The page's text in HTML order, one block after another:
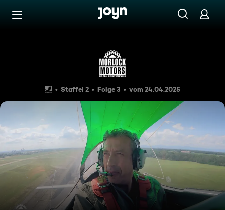
Zum Inhalt springen
Hoch hinaus - Ein neues
Staffel 2 Folge 3 vom 24.04.2025